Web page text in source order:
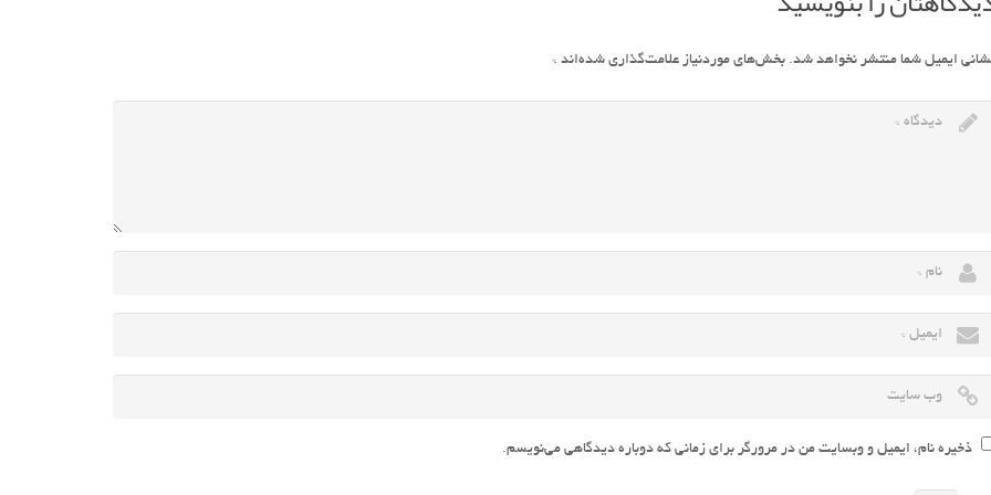
ایمیل شما منتشر نخواهد شد. بخش‌های موردنیاز علامت‌گذاری شده‌اند *
ذخیره نام، ایمیل و وبسایت من در مرورگر برای زمانی که دوباره دیدگاهی می‌نویسم.